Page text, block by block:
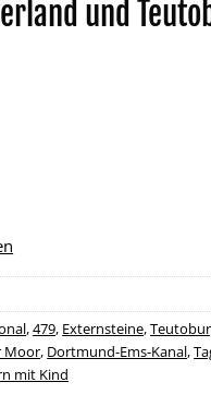
und
,479, Externsteine,
Moor, Dortmund-Ems-Kanal,
mit Kind